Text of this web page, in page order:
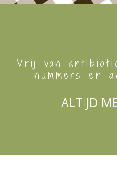
Vrij van
nummers en
ALTIJD